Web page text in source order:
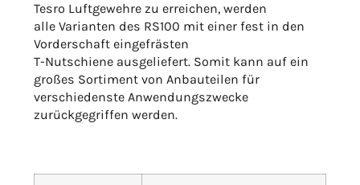
Tesro Luftgewehre zu erreichen, werden
alle Varianten des RS100 mit einer fest in den
Vorderschaft eingefrästen
T-Nutschiene ausgeliefert. Somit kann auf ein
großes Sortiment von Anbauteilen für
verschiedenste Anwendungszwecke
zurückgegriffen werden.